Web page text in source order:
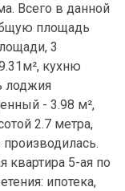
Всего в данной
площадь
3
кухню
лоджия
- 3.98 м²,
2.7 метра,
квартира 5-ая по
ипотека,